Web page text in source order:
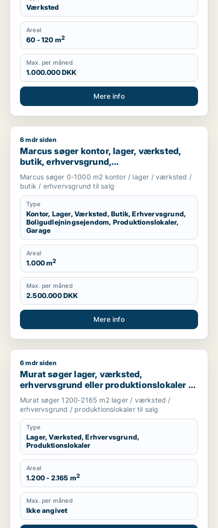
Værksted
Areal
60 - 120 m2
Max. per måned
1.000.000 DKK
Mere info
Marcus søger kontor, lager, værksted, butik,
6 mdr siden
Marcus søger kontor, lager, værksted,
butik, erhvervsgrund,
boligudlejningsejendom,
produktionslokaler eller garage til salg i
Storkøbenhavn
Marcus søger 0-1000 m2 kontor / lager / værksted /
butik / erhvervsgrund til salg
Type
Kontor, Lager, Værksted, Butik, Erhvervsgrund,
Boligudlejningsejendom, Produktionslokaler,
Garage
Areal
1.000 m2
Max. per måned
2.500.000 DKK
Mere info
Murat søger lager, værksted, erhvervsgrund eller
6 mdr siden
Murat søger lager, værksted,
erhvervsgrund eller produktionslokaler til
salg i Albertslund, Vallensbæk eller Høje
Taastrup m.fl.
Murat søger 1200-2165 m2 lager / værksted /
erhvervsgrund / produktionslokaler til salg
Type
Lager, Værksted, Erhvervsgrund,
Produktionslokaler
Areal
1.200 - 2.165 m2
Max. per måned
Ikke angivet